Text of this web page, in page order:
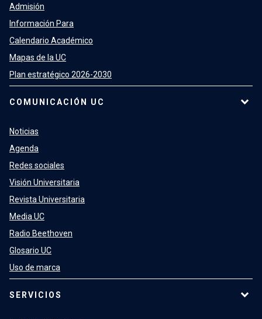
Admisión
Información Para
Calendario Académico
Mapas de la UC
Plan estratégico 2026-2030
COMUNICACIÓN UC
Noticias
Agenda
Redes sociales
Visión Universitaria
Revista Universitaria
Media UC
Radio Beethoven
Glosario UC
Uso de marca
SERVICIOS